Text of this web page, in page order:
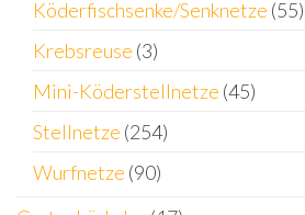
Köderfischsenke/Senknetze (55)
Krebsreuse (3)
Mini-Köderstellnetze (45)
Stellnetze (254)
Wurfnetze (90)